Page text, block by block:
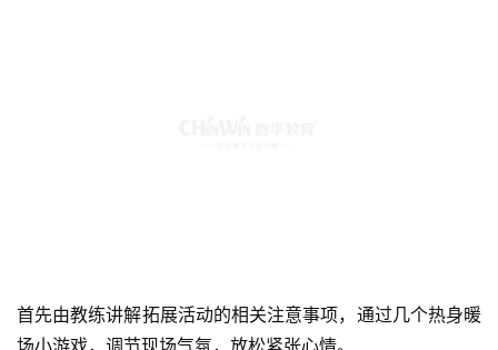
首先由教练讲解拓展活动的相关注意事项，通过几个热身暖